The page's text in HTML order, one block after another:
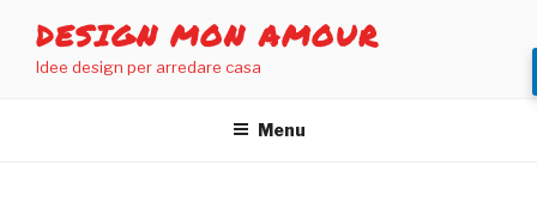
contenuto
DESIGN MON AMOUR
Idee design per arredare casa
Menu